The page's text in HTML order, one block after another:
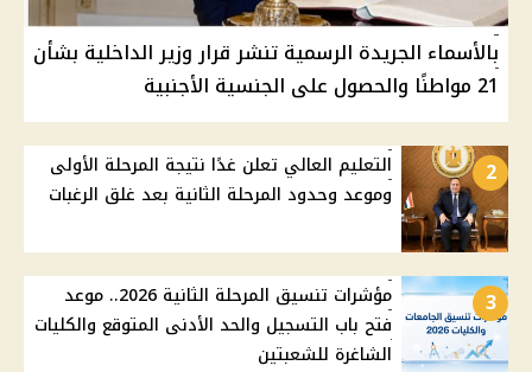
بالأسماء الجريدة الرسمية تنشر قرار وزير الداخلية بشأن
21 مواطنًا والحصول على الجنسية الأجنبية
2
التعليم العالي تعلن غدًا نتيجة المرحلة الأولى
وموعد وحدود المرحلة الثانية بعد غلق الرغبات
3
مؤشرات تنسيق المرحلة الثانية 2026.. موعد
فتح باب التسجيل والحد الأدنى المتوقع والكليات
الشاغرة للشعبتين